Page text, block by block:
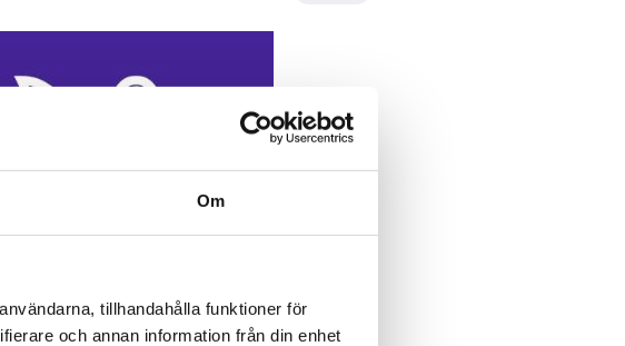
Om
tillhandahålla funktioner för
och annan information från din enhet